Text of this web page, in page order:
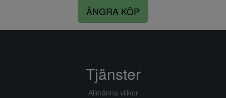
ÅNGRA KÖP
Tjänster
Allmänna villkor